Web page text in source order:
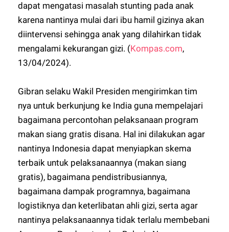
dapat mengatasi masalah stunting pada anak
karena nantinya mulai dari ibu hamil gizinya akan
diintervensi sehingga anak yang dilahirkan tidak
mengalami kekurangan gizi. (Kompas.com,
13/04/2024).
Gibran selaku Wakil Presiden mengirimkan tim
nya untuk berkunjung ke India guna mempelajari
bagaimana percontohan pelaksanaan program
makan siang gratis disana. Hal ini dilakukan agar
nantinya Indonesia dapat menyiapkan skema
terbaik untuk pelaksanaannya (makan siang
gratis), bagaimana pendistribusiannya,
bagaimana dampak programnya, bagaimana
logistiknya dan keterlibatan ahli gizi, serta agar
nantinya pelaksanaannya tidak terlalu membebani